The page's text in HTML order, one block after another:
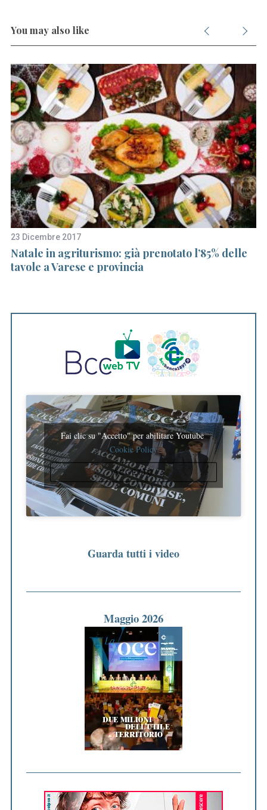
You may also like
23 Dicembre 2017
Natale in agriturismo: già prenotato l’85% delle
tavole a Varese e provincia
Fai clic su "Accetto" per abilitare Youtube
Cookie Policy
ACCETTO
Guarda tutti i video
Maggio 2026